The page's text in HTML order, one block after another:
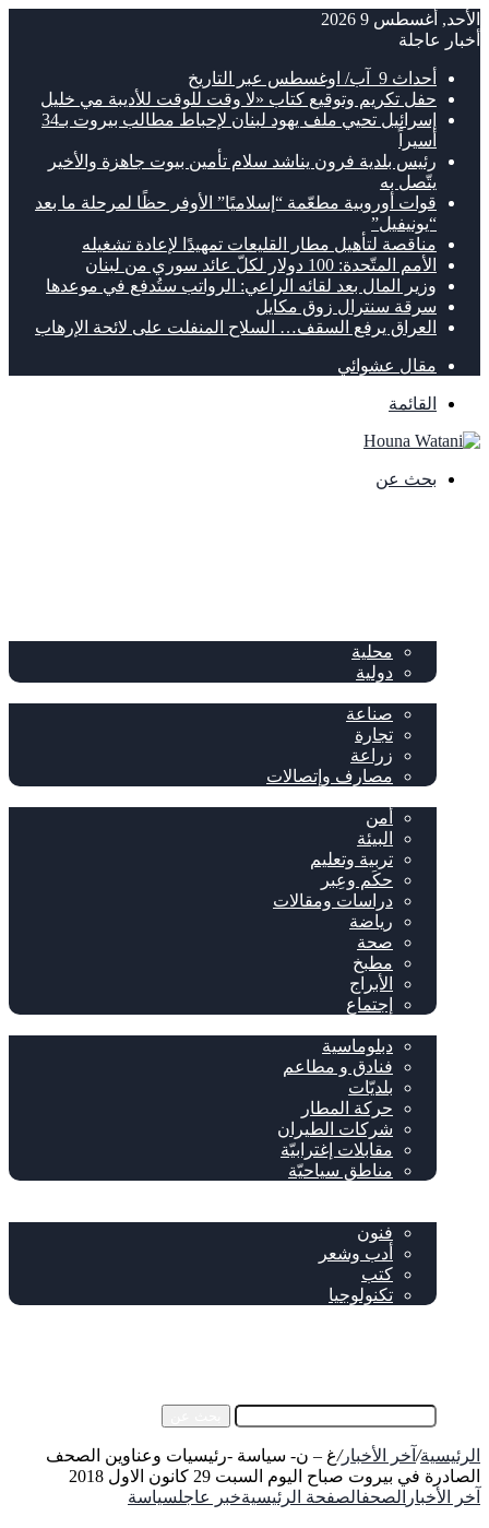
الأحد, أغسطس 9 2026
أخبار عاجلة
أحداث 9 آب/ اوغسطس عبر التاريخ
حفل تكريم وتوقيع كتاب «لا وقت للوقت للأديبة مي خليل
إسرائيل تحيي ملف يهود لبنان لإحباط مطالب بيروت بـ34
أسيراً
رئيس بلدية فرون يناشد سلام تأمين بيوت جاهزة والأخير
يتّصل به
قوات أوروبية مطعّمة “إسلاميًا” الأوفر حظًا لمرحلة ما بعد
“يونيفيل”
مناقصة لتأهيل مطار القليعات تمهيدًا لإعادة تشغيله
الأمم المتّحدة: 100 دولار لكلّ عائد سوري من لبنان
وزير المال بعد لقائه الراعي: الرواتب ستُدفع في موعدها
سرقة سنترال زوق مكايل
العراق يرفع السقف… السلاح المنفلت على لائحة الإرهاب
مقال عشوائي
القائمة
بحث عن
محلية
دولية
صناعة
تجارة
زراعة
مصارف وإتصالات
أمن
البيئة
تربية وتعليم
حكَم وعِبر
دراسات ومقالات
رياضة
صحة
مطبخ
الأبراج
إجتماع
دبلوماسية
فنادق و مطاعم
بلديّات
حركة المطار
شركات الطيران
مقابلات إغترابيّة
مناطق سياحيّة
فنون
أدب وشعر
كتب
تكنولوجيا
الرئيسية/ آخر الأخبار/غ – ن- سياسة -رئيسيات وعناوين الصحف
الصادرة في بيروت صباح اليوم السبت 29 كانون الاول 2018
آخر الأخبار الصحفالصفحة الرئيسيةخبر عاجلسياسة